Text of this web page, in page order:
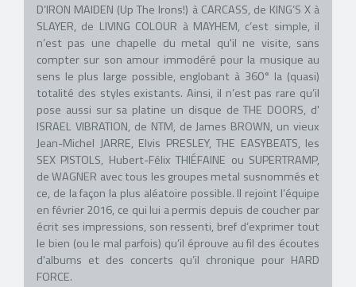
D’IRON MAIDEN (Up The Irons!) à CARCASS, de KING’S X à
SLAYER, de LIVING COLOUR à MAYHEM, c’est simple, il
n’est pas une chapelle du metal qu'il ne visite, sans
compter sur son amour immodéré pour la musique au
sens le plus large possible, englobant à 360° la (quasi)
totalité des styles existants. Ainsi, il n’est pas rare qu’il
pose aussi sur sa platine un disque de THE DOORS, d'
ISRAEL VIBRATION, de NTM, de James BROWN, un vieux
Jean-Michel JARRE, Elvis PRESLEY, THE EASYBEATS, les
SEX PISTOLS, Hubert-Félix THIÉFAINE ou SUPERTRAMP,
de WAGNER avec tous les groupes metal susnommés et
ce, de la façon la plus aléatoire possible. Il rejoint l’équipe
en février 2016, ce qui lui a permis depuis de coucher par
écrit ses impressions, son ressenti, bref d’exprimer tout
le bien (ou le mal parfois) qu’il éprouve au fil des écoutes
d'albums et des concerts qu’il chronique pour HARD
FORCE.